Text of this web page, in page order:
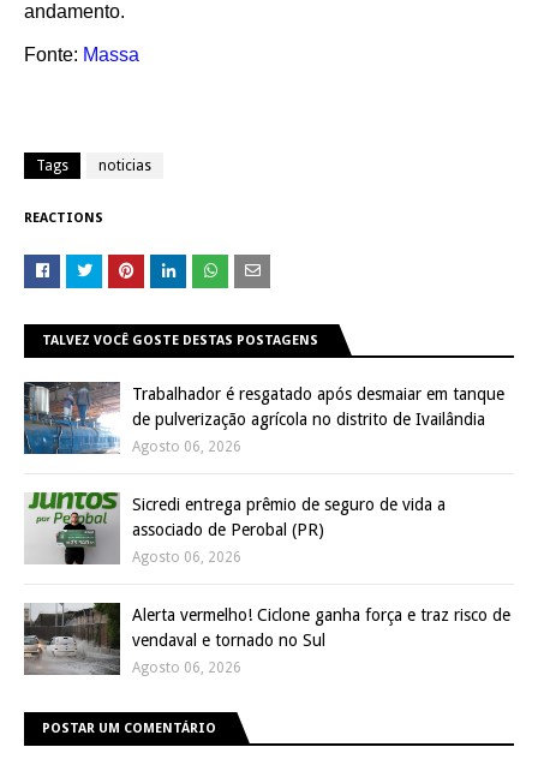
andamento.
Fonte: Massa
Tags noticias
REACTIONS
TALVEZ VOCÊ GOSTE DESTAS POSTAGENS
Trabalhador é resgatado após desmaiar em tanque
de pulverização agrícola no distrito de Ivailândia
Agosto 06, 2026
Sicredi entrega prêmio de seguro de vida a
associado de Perobal (PR)
Agosto 06, 2026
Alerta vermelho! Ciclone ganha força e traz risco de
vendaval e tornado no Sul
Agosto 06, 2026
POSTAR UM COMENTÁRIO